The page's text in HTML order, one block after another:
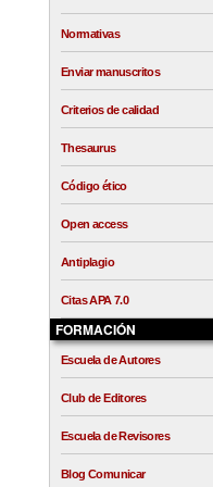
Normativas
Enviar manuscritos
Criterios de calidad
Thesaurus
Código ético
Open access
Antiplagio
Citas APA 7.0
FORMACIÓN
Escuela de Autores
Club de Editores
Escuela de Revisores
Blog Comunicar